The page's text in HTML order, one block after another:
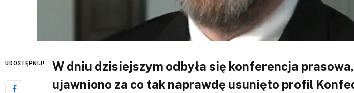
UDOSTĘPNIJ!
W dniu dzisiejszym odbyła się konferencja
ujawniono za co tak naprawdę usunięto profil